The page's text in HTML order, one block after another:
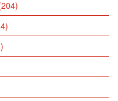
204
4